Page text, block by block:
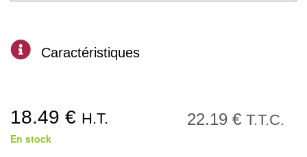
Caractéristiques
18.49 € H.T. 22.19 € T.T.C.
En stock